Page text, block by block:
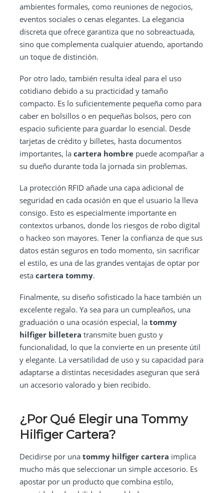
ambientes formales, como reuniones de negocios,
eventos sociales o cenas elegantes. La elegancia
discreta que ofrece garantiza que no sobreactuada,
sino que complementa cualquier atuendo, aportando
un toque de distinción.
Por otro lado, también resulta ideal para el uso
cotidiano debido a su practicidad y tamaño
compacto. Es lo suficientemente pequeña como para
caber en bolsillos o en pequeñas bolsos, pero con
espacio suficiente para guardar lo esencial. Desde
tarjetas de crédito y billetes, hasta documentos
importantes, la cartera hombrepuede acompañar a
su dueño durante toda la jornada sin problemas.
La protección RFID añade una capa adicional de
seguridad en cada ocasión en que el usuario la lleva
consigo. Esto es especialmente importante en
contextos urbanos, donde los riesgos de robo digital
o hackeo son mayores. Tener la confianza de que sus
datos están seguros en todo momento, sin sacrificar
el estilo, es una de las grandes ventajas de optar por
esta cartera tommy.
Finalmente, su diseño sofisticado la hace también un
excelente regalo. Ya sea para un cumpleaños, una
graduación o una ocasión especial, la tommy
hilfiger billetera transmite buen gusto y
funcionalidad, lo que la convierte en un presente útil
y elegante. La versatilidad de uso y su capacidad para
adaptarse a distintas necesidades aseguran que será
un accesorio valorado y bien recibido.
¿Por Qué Elegir una Tommy
Hilfiger Cartera?
Decidirse por una tommy hilfiger cartera implica
mucho más que seleccionar un simple accesorio. Es
apostar por un producto que combina estilo,